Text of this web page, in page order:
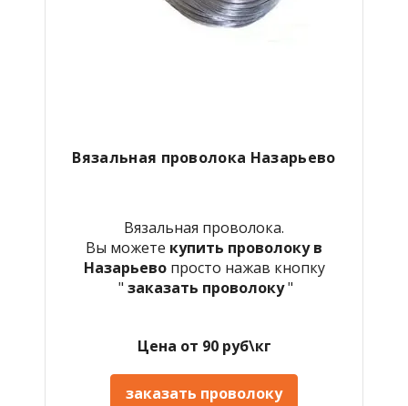
Вязальная проволока Назарьево
Вязальная проволока.
Вы можете купить проволоку в
Назарьево просто нажав кнопку
" заказать проволоку"
Цена от 90 руб\кг
заказать проволоку